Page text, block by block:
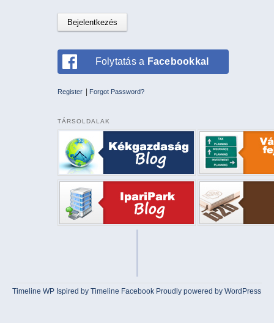
Folytatás a Facebookkal
Register Forgot Password?
TÁRSOLDALAK
Timeline WP Ispired byTimeline Facebook Proudly powered by WordPress